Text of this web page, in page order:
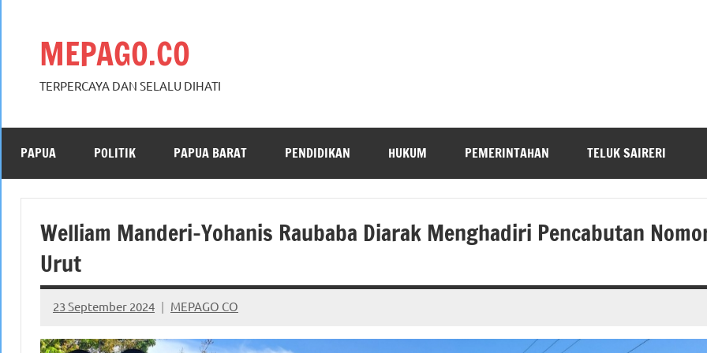
MEPAGO.CO
TERPERCAYA DAN SELALU DIHATI
PAPUA POLITIK PAPUA BARAT PENDIDIKAN HUKUM PEMERINTAHAN TELUK SAIRERI
Welliam Manderi-Yohanis Raubaba Diarak Menghadiri Pencabutan
Urut
23 September 2024 MEPAGO CO
No
comments